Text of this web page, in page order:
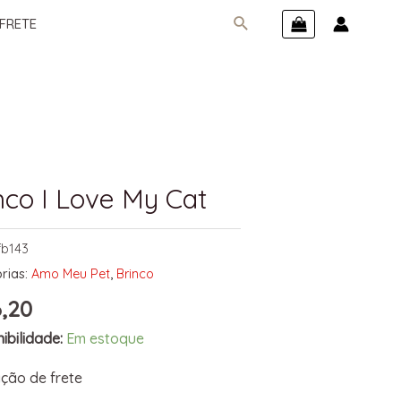
I Love My Cat
Amo Meu Pet Brinco
Em estoque
de frete